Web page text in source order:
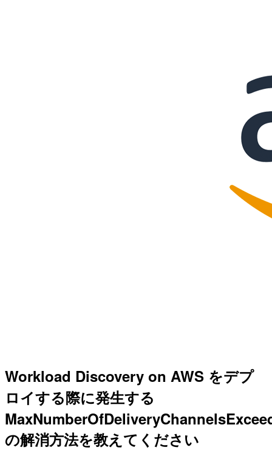
Workload Discovery on AWS をデプ
ロイする際に発生する
の解消方法を教えてください